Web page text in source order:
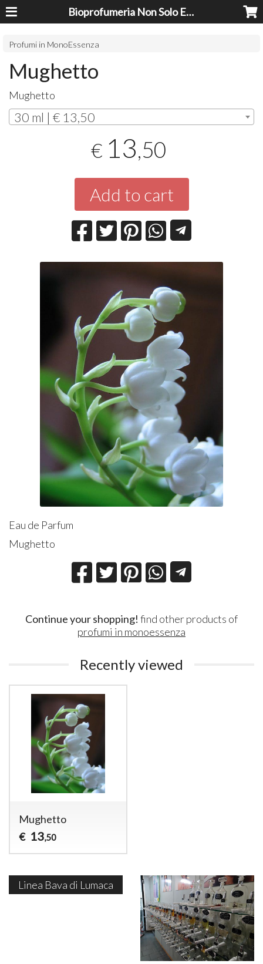
Bioprofumeria Non Solo Essenze
Profumi in MonoEssenza
Mughetto
Mughetto
30 ml | € 13,50
€ 13,50
Add to cart
Eau de Parfum
Mughetto
Continue your shopping! find other products of
profumi in monoessenza
Recently viewed
Mughetto
€ 13,50
Linea Bava di Lumaca